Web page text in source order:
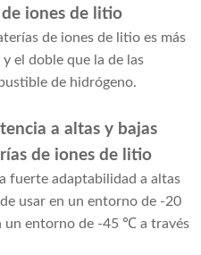
iones de litio
de iones de litio es más
el doble que la de las
de hidrógeno.
a altas y bajas
de iones de litio
fuerte adaptabilidad a altas
usar en un entorno de -20
entorno de -45 ℃ a través